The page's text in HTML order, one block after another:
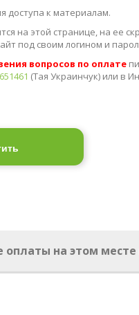
доступа к материалам.
на этой странице, на ее
под своим логином и
вопросов по оплате
(Тая Украинчук) или в
оплаты на этом